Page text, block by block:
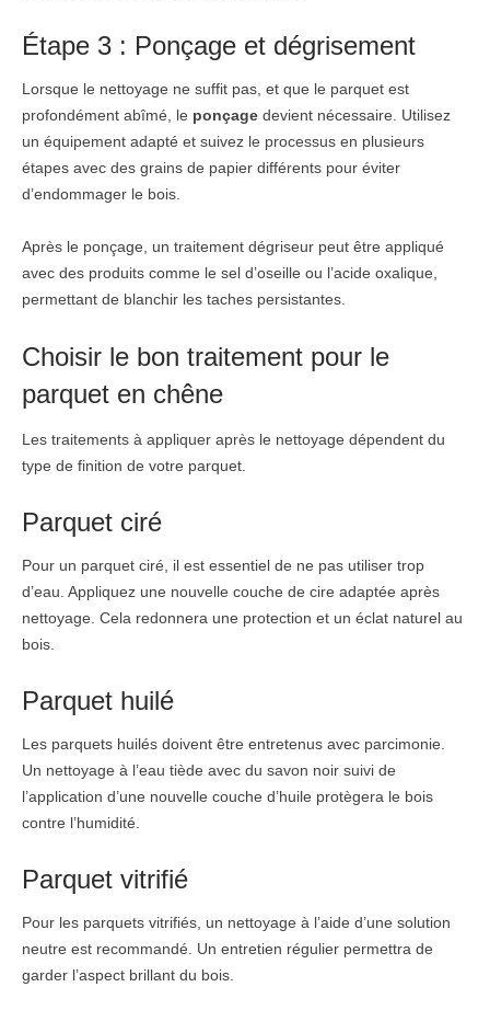
Étape 3 : Ponçage et dégrisement
Lorsque le nettoyage ne suffit pas, et que le parquet est
profondément abîmé, le ponçage devient nécessaire. Utilisez
un équipement adapté et suivez le processus en plusieurs
étapes avec des grains de papier différents pour éviter
d’endommager le bois.
Après le ponçage, un traitement dégriseur peut être appliqué
avec des produits comme le sel d’oseille ou l’acide oxalique,
permettant de blanchir les taches persistantes.
Choisir le bon traitement pour le
parquet en chêne
Les traitements à appliquer après le nettoyage dépendent du
type de finition de votre parquet.
Parquet ciré
Pour un parquet ciré, il est essentiel de ne pas utiliser trop
d’eau. Appliquez une nouvelle couche de cire adaptée après
nettoyage. Cela redonnera une protection et un éclat naturel au
bois.
Parquet huilé
Les parquets huilés doivent être entretenus avec parcimonie.
Un nettoyage à l’eau tiède avec du savon noir suivi de
l’application d’une nouvelle couche d’huile protègera le bois
contre l’humidité.
Parquet vitrifié
Pour les parquets vitrifiés, un nettoyage à l’aide d’une solution
neutre est recommandé. Un entretien régulier permettra de
garder l’aspect brillant du bois.